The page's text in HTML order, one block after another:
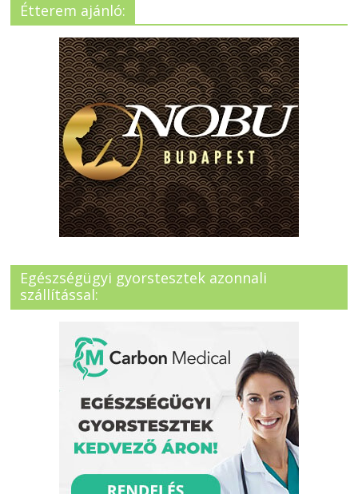
Étterem ajánló:
Egészségügyi gyorstesztek azonnali
szállítással: